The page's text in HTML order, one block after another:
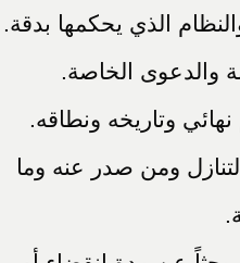
الذي يحكمها بدقة.
والدعوى الخاصة.
وتاريخه ونطاقه.
ومن صدر عنه وما